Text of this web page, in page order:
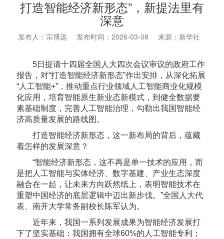
打造智能经济新形态”，新提法里有
深意
发布人：宗博远 发布时间：2026-03-08 来源：新华社
5日提请十四届全国人大四次会议审议的政府工作
报告，对“打造智能经济新形态”作出安排，从深化拓展
“人工智能+”，推动重点行业领域人工智能商业化规模
化应用，培育智能原生新业态新模式，到健全数据要
素基础制度，完善人工智能治理，勾勒出我国智能经
济高质量发展的路线图。
打造智能经济新形态，这一新布局的背后，蕴藏
着怎样的发展深意？
“智能经济新形态，这不再是单一技术的应用，而
是把人工智能与实体经济、数字基建、产业生态深度
融合在一起，让未来方向跃然纸上，表明智能技术在
重塑中国经济的底层逻辑中迈出新步伐。”全国人大代
表、南开大学常务副校长陈军认为。
近年来，我国一系列发展成果为智能经济发展打
下了坚实基础：我国拥有全球60%的人工智能专利；